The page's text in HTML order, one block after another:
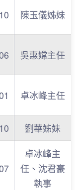
陳玉儀姊妹
吳惠嫦主任
卓冰峰主任
劉華姊妹
卓冰峰主
任、沈君豪
執事